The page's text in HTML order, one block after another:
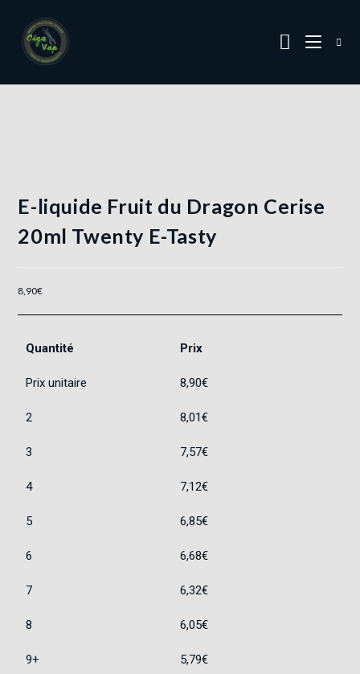
E-liquide Fruit du Dragon Cerise
20ml Twenty E-Tasty
8,90€
Quantité Prix
Prix unitaire 8,90€
2 8,01€
3 7,57€
4 7,12€
5 6,85€
6 6,68€
7 6,32€
8 6,05€
9+ 5,79€